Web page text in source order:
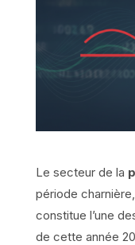
Le secteur de la
période
constitue l’une
de cette année